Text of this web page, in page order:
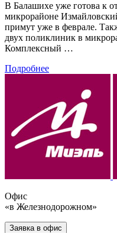
В Балашихе уже готова к
микрорайоне
примут уже в феврале.
двух поликлиник в
Комплексный …
Подробнее
Офис
«в Железнодорожном»
Заявка в офис